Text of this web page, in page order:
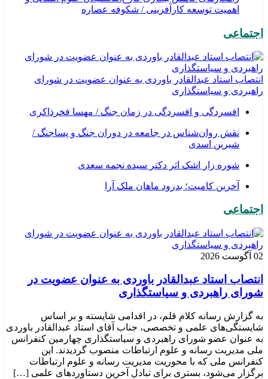
اهمیت توسعه کارآفرینی / شکوفه عصاره
اجتماعی
انتصاب استاد عبدالقادر باوردی به عنوان عضویت در شورای
راهبردی و سیاستگذاری
افسردگی و افسردگی در زمان جنگ / مهسا فخرذاکری
نقش روان‌شناس در جامعه در دوران جنگ و پساجنگ /
شیرین اسدی
شوره زار اشک اثر دکتر سیده نجمه سعدی
​آخرین کامیت؛ بدرود ماهان ملک آرا
اجتماعی
02 آگوست 2026
انتصاب استاد عبدالقادر باوردی به عنوان عضویت در
شورای راهبردی و سیاستگذاری
به گزارش رسانه کلام قلم، در اقدامی شایسته و بر اساس
شایستگی‌های علمی و تخصصی، جناب آقای استاد عبدالقادر باوردی
به عنوان عضو شورای راهبردی و سیاستگذاری چهارمین کنفرانس
ملی مدیریت رسانه و علوم ارتباطات منصوب گردیدند. این
کنفرانس ملی که با محوریت مدیریت رسانه و علوم ارتباطات
برگزار می‌شود، بستری برای تبادل آخرین دستاوردهای علمی […]